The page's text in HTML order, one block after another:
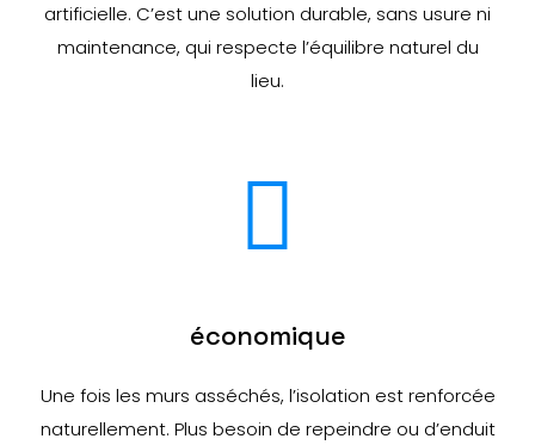
artificielle. C’est une solution durable, sans usure ni
maintenance, qui respecte l’équilibre naturel du
lieu.
économique
Une fois les murs asséchés, l’isolation est renforcée
naturellement. Plus besoin de repeindre ou d’enduit